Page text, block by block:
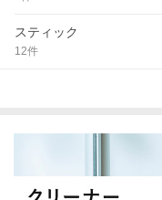
スティック
12件